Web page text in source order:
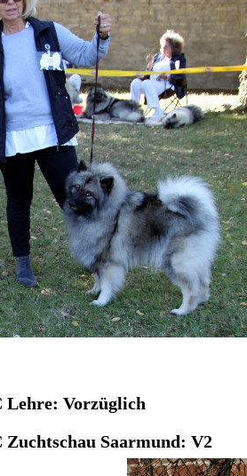
Lehre: Vorzüglich
Zuchtschau Saarmund: V2